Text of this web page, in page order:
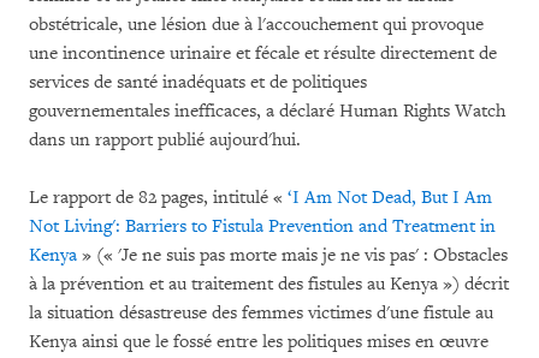
obstétricale, une lésion due à l'accouchement qui provoque
une incontinence urinaire et fécale et résulte directement de
services de santé inadéquats et de politiques
gouvernementales inefficaces, a déclaré Human Rights Watch
dans un rapport publié aujourd'hui.
Le rapport de 82 pages, intitulé « ‘I Am Not Dead, But I Am
Not Living': Barriers to Fistula Prevention and Treatment in
Kenya » (« 'Je ne suis pas morte mais je ne vis pas' : Obstacles
à la prévention et au traitement des fistules au Kenya ») décrit
la situation désastreuse des femmes victimes d'une fistule au
Kenya ainsi que le fossé entre les politiques mises en œuvre